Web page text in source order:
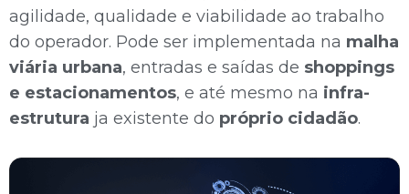
agilidade, qualidade e viabilidade ao trabalho
do operador. Pode ser implementada na malha
viária urbana, entradas e saídas de shoppings
e estacionamentos, e até mesmo na infra-
estrutura ja existente do próprio cidadão.